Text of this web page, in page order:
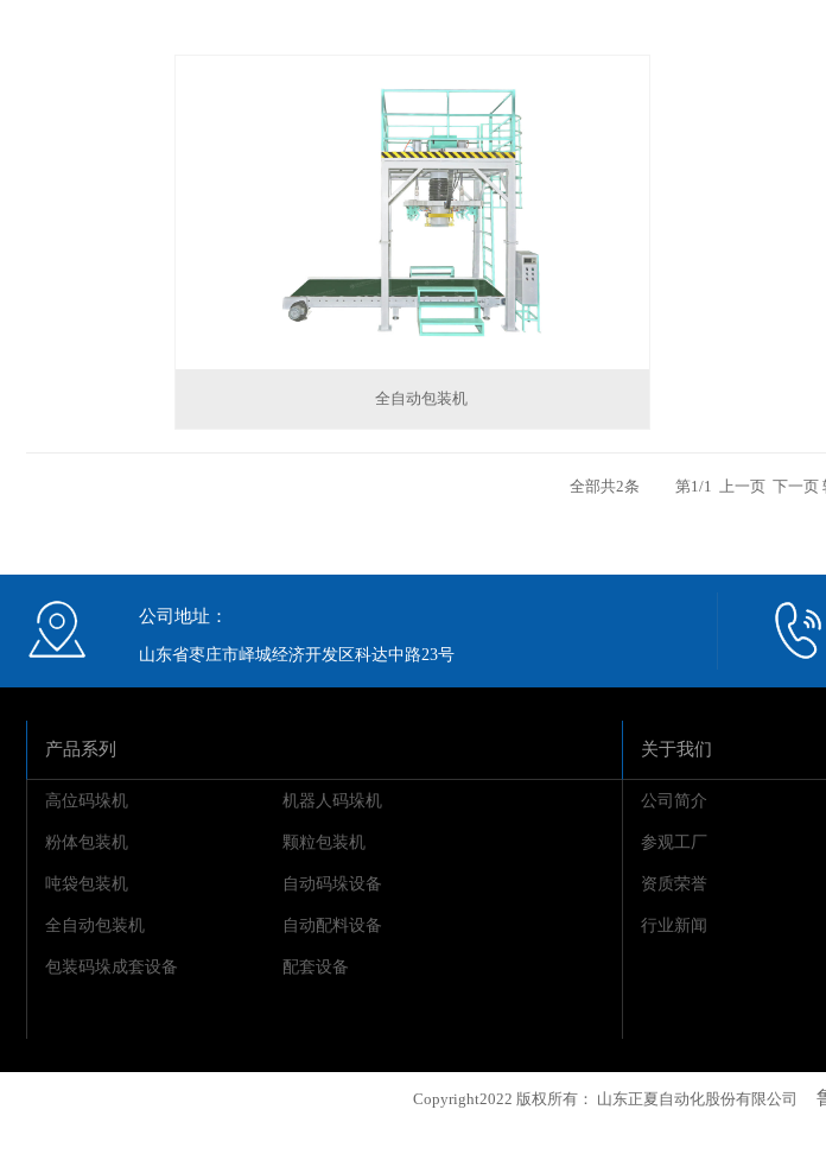
全自动包装机
全部共2条 第1/1 上一页 下一页
公司地址：
山东省枣庄市峄城经济开发区科达中路23号
产品系列 关于我们
高位码垛机 机器人码垛机
粉体包装机 颗粒包装机
吨袋包装机 自动码垛设备
全自动包装机 自动配料设备
包装码垛成套设备 配套设备
公司简介
参观工厂
资质荣誉
行业新闻
Copyright2022 版权所有： 山东正夏自动化股份有限公司